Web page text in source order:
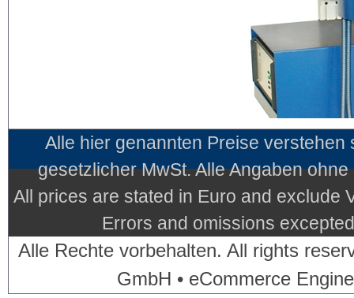
Alle hier genannten Preise
gesetzlicher MwSt. Alle Angaben
All prices are stated in Euro and exclude
Errors and omissions
Alle Rechte vorbehalten. All rights
GmbH • eCommerce